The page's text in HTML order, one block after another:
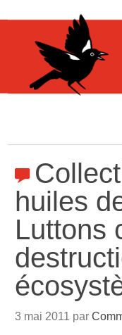
huiles
Luttons
3 mai 2011 par